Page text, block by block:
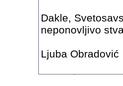
Dakle,
neponovljivo
Ljuba Obradović